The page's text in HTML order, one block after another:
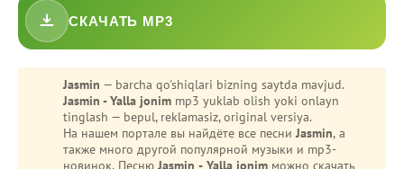
СКАЧАТЬ MP3
Jasmin — barcha qo'shiqlari bizning saytda mavjud.
Jasmin - Yalla jonim mp3 yuklab olish yoki onlayn
tinglash — bepul, reklamasiz, original versiya.
На нашем портале вы найдёте все песниJasmin, а
также много другой популярной музыки и mp3-
новинок. ПеснюJasmin - Yalla jonim можно скачать